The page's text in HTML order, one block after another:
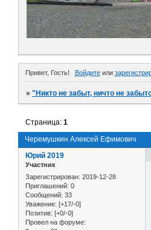
Привет, Гость! Войдитеили
»"Никто не забыт, ничто не
Черемушкин Алексей Ефимович
Страница:1
Юрий 2019
Участник
Зарегистрирован: 2019-12-28
Приглашений: 0
Сообщений: 33
Уважение: [+17/-0]
Позитив: [+0/-0]
Провел на форуме: